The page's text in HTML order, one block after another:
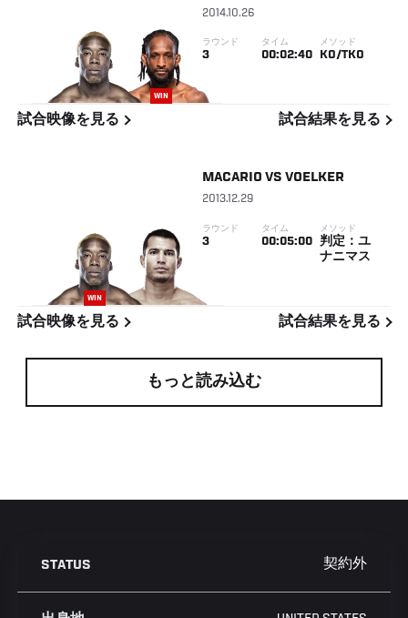
WIN
2014.10.26
ラウンド
3
タイム
00:02:40
メソッド
KO/TKO
試合映像を見る 試合結果を見る
WIN
MACARIO VS VOELKER
2013.12.29
ラウンド
3
タイム
00:05:00
メソッド
判定：ユ
ナニマス
試合映像を見る 試合結果を見る
もっと読み込む
STATUS 契約外